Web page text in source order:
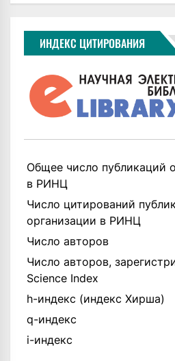
ИНДЕКС ЦИТИРОВАНИЯ
Общее число публикаций
в РИНЦ
Число цитирований
организации в РИНЦ
Число авторов
Число авторов,
Science Index
h-индекс (индекс Хирша)
q-индекс
i-индекс